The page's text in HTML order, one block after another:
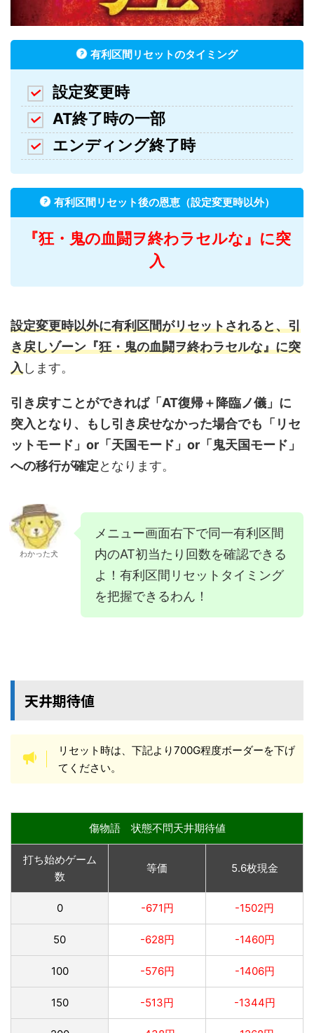
有利区間リセットのタイミング
設定変更時
AT終了時の一部
エンディング終了時
有利区間リセット後の恩恵（設定変更時以外）
『狂・鬼の血闘ヲ終わラセルな』に突
入
設定変更時以外に有利区間がリセットされると、引
き戻しゾーン『狂・鬼の血闘ヲ終わラセルな』に突
入します。
引き戻すことができれば「AT復帰＋降臨ノ儀」に
突入となり、もし引き戻せなかった場合でも「リセ
ットモード」or「天国モード」or「鬼天国モード」
への移行が確定となります。
わかった犬
メニュー画面右下で同一有利区間
内のAT初当たり回数を確認できる
よ！有利区間リセットタイミング
を把握できるわん！
天井期待値
リセット時は、下記より700G程度ボーダーを下げ
てください。
傷物語 状態不問天井期待値
打ち始めゲーム
数
等価 5.6枚現金
0 -671円 -1502円
50 -628円 -1460円
100 -576円 -1406円
150 -513円 -1344円